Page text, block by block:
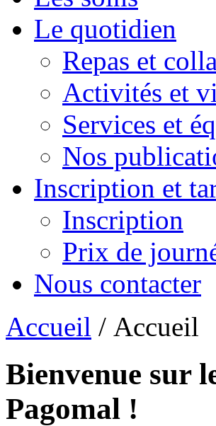
Le quotidien
Repas et
Activités et
Services et
Nos
Inscription et
Inscription
Prix de
Nous contacter
Accueil / Accueil
Bienvenue sur
Pagomal !